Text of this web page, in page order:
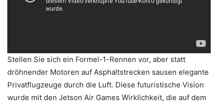
Stellen Sie sich ein Formel-1-Rennen vor, aber statt
dröhnender Motoren auf Asphaltstrecken sausen elegante
Privatflugzeuge durch die Luft. Diese futuristische Vision
wurde mit den Jetson Air Games Wirklichkeit, die auf dem